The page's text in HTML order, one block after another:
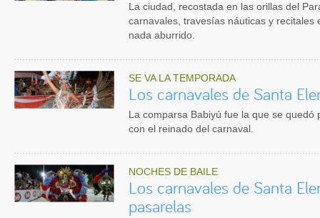
La ciudad, recostada en las orillas del
carnavales, travesías náuticas y recitales
nada aburrido.
SE VA LA TEMPORADA
Los carnavales de Santa
La comparsa Babiyú fue la que se quedó
con el reinado del carnaval.
NOCHES DE BAILE
Los carnavales de Santa
pasarelas